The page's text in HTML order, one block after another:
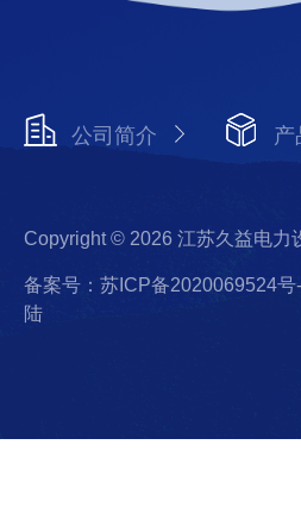
公司简介 产
Copyright © 2026 江苏久益电力
备案号：苏ICP备2020069524号
陆